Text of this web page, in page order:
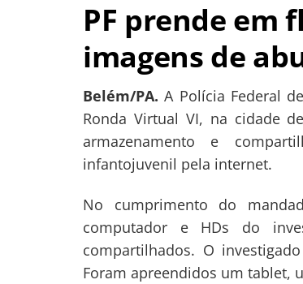
PF prende em
imagens de
Belém/PA. A Polícia Federal
Ronda Virtual VI, na cidade
armazenamento e
infantojuvenil pela internet.
No cumprimento do
computador e HDs do
compartilhados. O
Foram apreendidos um tablet,
Navegação